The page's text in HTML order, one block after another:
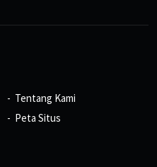
Tentang Kami
Peta Situs